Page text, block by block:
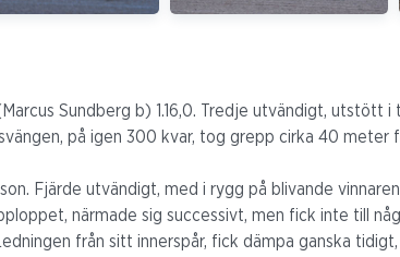
Sundberg b) 1.16,0. Tredje utvändigt, utstött
på igen 300 kvar, tog grepp cirka 40 meter
Fjärde utvändigt, med i rygg på blivande
närmade sig successivt, men fick inte till
från sitt innerspår, fick dämpa ganska